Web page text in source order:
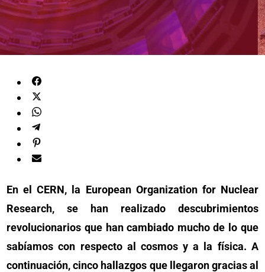
En el CERN, la European Organization for Nuclear
Research, se han realizado descubrimientos
revolucionarios que han cambiado mucho de lo que
sabíamos con respecto al cosmos y a la física. A
continuación, cinco hallazgos que llegaron gracias al